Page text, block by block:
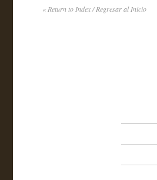
« Return to Index / Regresar al Inicio